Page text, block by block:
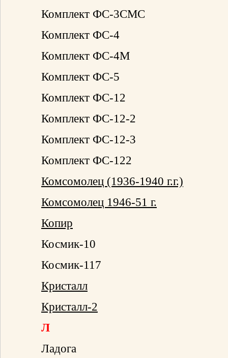
Комплект ФС-3СМС
Комплект ФС-4
Комплект ФС-4М
Комплект ФС-5
Комплект ФС-12
Комплект ФС-12-2
Комплект ФС-12-3
Комплект ФС-122
Комсомолец (1936-1940 г.г.)
Комсомолец 1946-51 г.
Копир
Космик-10
Космик-117
Кристалл
Кристалл-2
Л
Ладога